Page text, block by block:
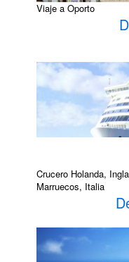
Viaje a Oporto
Crucero Holanda,
Marruecos, Italia